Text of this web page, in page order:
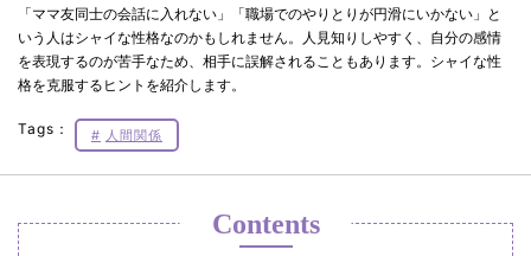
「ママ友同士の会話に入れない」「職場でのやりとりが円滑にいかない」と
いう人はシャイな性格なのかもしれません。人見知りしやすく、自分の感情
を表現するのが苦手なため、相手に誤解されることもあります。シャイな性
格を克服するヒントを紹介します。
Tags： 人間関係
Contents